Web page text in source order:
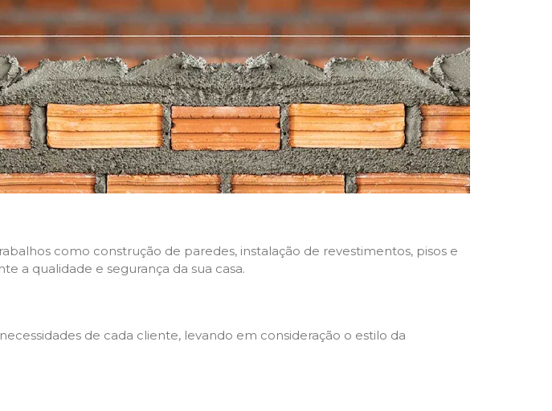
como construção de paredes, instalação de revestimentos, pisos e
a qualidade e segurança da sua casa.
de cada cliente, levando em consideração o estilo da